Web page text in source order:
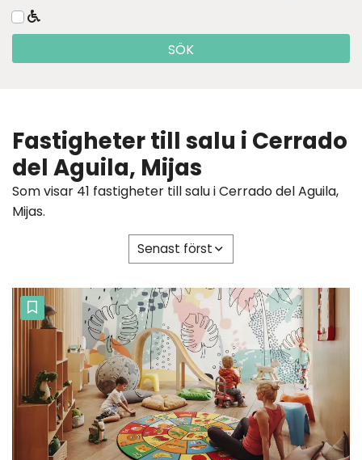
SÖK
Fastigheter till salu i Cerrado
del Aguila, Mijas
Som visar 41 fastigheter till salu i Cerrado del Aguila,
Mijas.
Senast först